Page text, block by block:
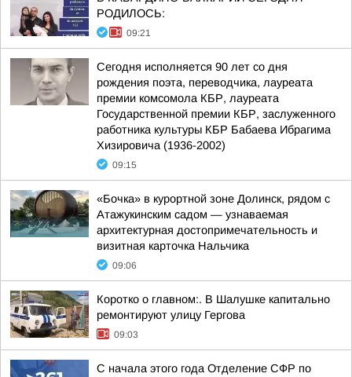
РОДИЛОСЬ:
09:21
Сегодня исполняется 90 лет со дня
рождения поэта, переводчика, лауреата
премии комсомола КБР, лауреата
Государственной премии КБР, заслуженного
работника культуры КБР Бабаева Ибрагима
Хизировича (1936-2002)
09:15
«Бочка» в курортной зоне Долинск, рядом с
Атажукинским садом — узнаваемая
архитектурная достопримечательность и
визитная карточка Нальчика
09:06
Коротко о главном:. В Шалушке капитально
ремонтируют улицу Гергова
09:03
С начала этого года Отделение СФР по